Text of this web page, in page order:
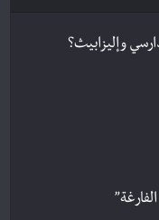
وإليزابيث؟